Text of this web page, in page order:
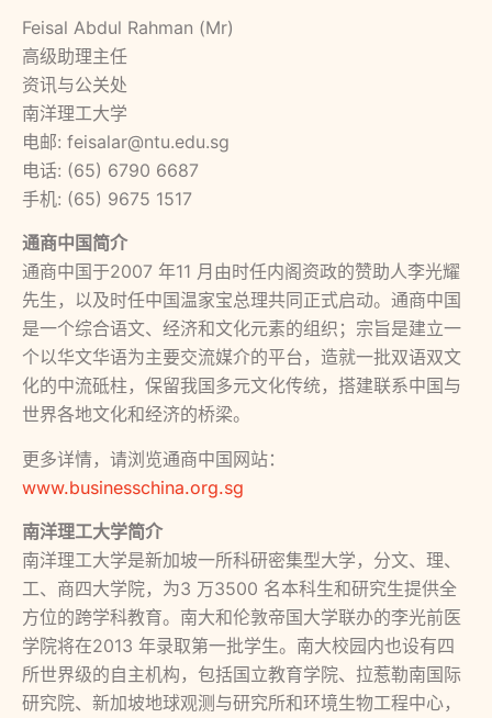
Feisal Abdul Rahman (Mr)
高级助理主任
资讯与公关处
南洋理工大学
电邮: feisalar@ntu.edu.sg
电话: (65) 6790 6687
手机: (65) 9675 1517
通商中国简介
通商中国于2007 年11 月由时任内阁资政的赞助人李光耀
先生，以及时任中国温家宝总理共同正式启动。通商中国
是一个综合语文、经济和文化元素的组织；宗旨是建立一
个以华文华语为主要交流媒介的平台，造就一批双语双文
化的中流砥柱，保留我国多元文化传统，搭建联系中国与
世界各地文化和经济的桥梁。
更多详情，请浏览通商中国网站：
www.businesschina.org.sg
南洋理工大学简介
南洋理工大学是新加坡一所科研密集型大学，分文、理、
工、商四大学院，为3 万3500 名本科生和研究生提供全
方位的跨学科教育。南大和伦敦帝国大学联办的李光前医
学院将在2013 年录取第一批学生。南大校园内也设有四
所世界级的自主机构，包括国立教育学院、拉惹勒南国际
研究院、新加坡地球观测与研究所和环境生物工程中心，